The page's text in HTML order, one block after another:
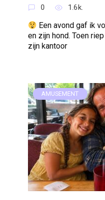
0 1.6k.
Een avond gaf ik
en zijn hond. Toen
zijn kantoor
AMUSEMENT